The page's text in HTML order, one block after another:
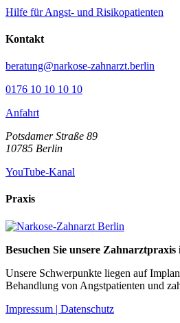
Hilfe für Angst- und Risikopatienten
Kontakt
beratung@narkose-zahnarzt.berlin
0176 10 10 10 10
Anfahrt
Potsdamer Straße 89
10785 Berlin
YouTube-Kanal
Praxis
Besuchen Sie unsere
Unsere Schwerpunkte liegen auf
Behandlung von Angstpatienten und
Impressum | Datenschutz